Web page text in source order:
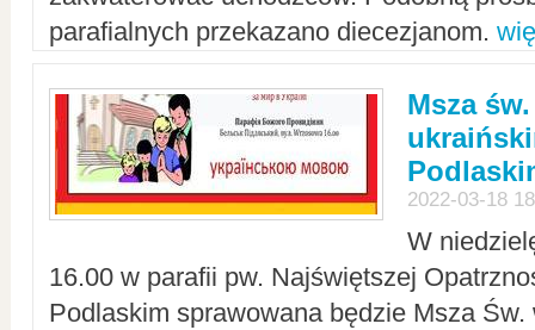
parafialnych przekazano diecezjanom.
Msza
2022-03-18
W
16.00 w parafii pw. Najświętszej
Podlaskim sprawowana będzie Msza Św.